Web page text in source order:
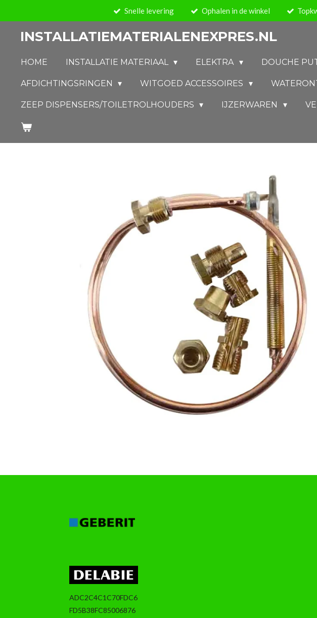
hoofdinhoud
Snelle levering Ophalen in de winkel
INSTALLATIEMATERIALENEXPRES.NL
HOME INSTALLATIE MATERIAAL ELEKTRA DOUCHE
AFDICHTINGSRINGEN WITGOED ACCESSOIRES
ZEEP DISPENSERS/TOILETROLHOUDERS IJZERWAREN
ADC2C4C1C70FDC6
FD5B38FC85006876